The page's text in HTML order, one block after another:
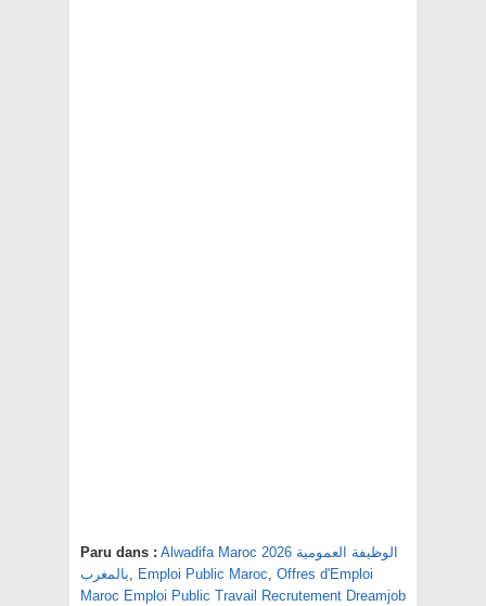
Paru dans : Alwadifa Maroc 2026 الوظيفة العمومية
بالمغرب, Emploi Public Maroc, Offres d'Emploi
Maroc Emploi Public Travail Recrutement Dreamjob